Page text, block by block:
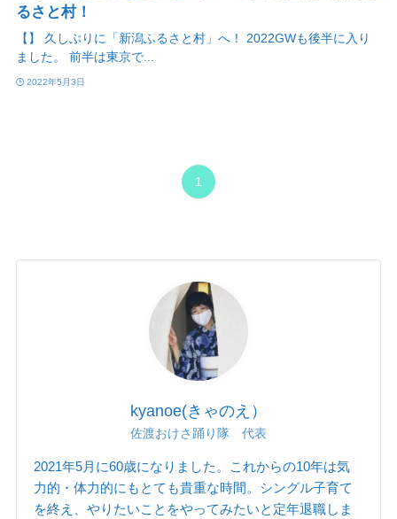
るさと村！
【】 久しぶりに「新潟ふるさと村」へ！ 2022GWも後半に入り
ました。 前半は東京で...
2022年5月3日
1
kyanoe(きゃのえ）
佐渡おけさ踊り隊 代表
2021年5月に60歳になりました。これからの10年は気
力的・体力的にもとても貴重な時間。シングル子育て
を終え、やりたいことをやってみたいと定年退職しま